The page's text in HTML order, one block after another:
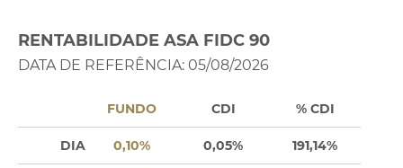
RENTABILIDADE ASA FIDC 90
DATA DE REFERÊNCIA: 05/08/2026
FUNDO CDI % CDI
DIA 0,10% 0,05% 191,14%